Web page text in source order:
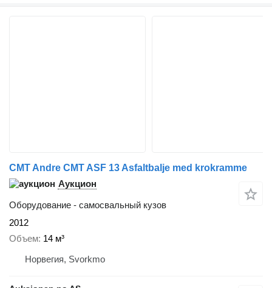
CMT Andre CMT ASF 13 Asfaltbalje med krokramme
Аукцион
Оборудование - самосвальный кузов
2012
Объем 14 м³
Норвегия, Svorkmo